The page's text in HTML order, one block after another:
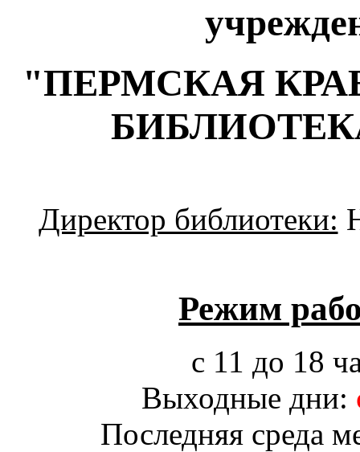
"ПЕРМСКАЯ
Директор библиотеки:
Режим
с 11 до 18
Выходные дни:
Последняя среда